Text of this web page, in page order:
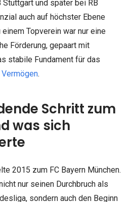
und später bei RB
auch auf höchster Ebene
Topverein war nur eine
Förderung, gepaart mit
stabile Fundament für das
Vermögen.
Schritt zum
was sich
2015 zum FC Bayern München.
nur seinen Durchbruch als
sondern auch den Beginn